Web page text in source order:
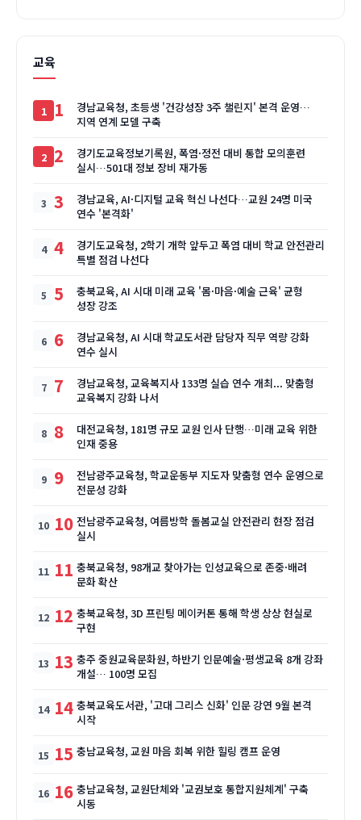
교육
1
경남교육청, 초등생 '건강성장 3주 챌린지' 본격 운영…
지역 연계 모델 구축
2
경기도교육정보기록원, 폭염·정전 대비 통합 모의훈련
실시…501대 정보 장비 재가동
3
경남교육, AI·디지털 교육 혁신 나선다…교원 24명 미국
연수 '본격화'
4
경기도교육청, 2학기 개학 앞두고 폭염 대비 학교 안전관리
특별 점검 나선다
5
충북교육, AI 시대 미래 교육 '몸·마음·예술 근육' 균형
성장 강조
6
경남교육청, AI 시대 학교도서관 담당자 직무 역량 강화
연수 실시
7
경남교육청, 교육복지사 133명 실습 연수 개최... 맞춤형
교육복지 강화 나서
8
대전교육청, 181명 규모 교원 인사 단행…미래 교육 위한
인재 중용
9
전남광주교육청, 학교운동부 지도자 맞춤형 연수 운영으로
전문성 강화
10 전남광주교육청, 여름방학 돌봄교실 안전관리 현장 점검
실시
11 충북교육청, 98개교 찾아가는 인성교육으로 존중·배려
문화 확산
12 충북교육청, 3D 프린팅 메이커톤 통해 학생 상상 현실로
구현
13 충주 중원교육문화원, 하반기 인문예술·평생교육 8개 강좌
개설… 100명 모집
14 충북교육도서관, '고대 그리스 신화' 인문 강연 9월 본격
시작
15 충남교육청, 교원 마음 회복 위한 힐링 캠프 운영
16 충남교육청, 교원단체와 '교권보호 통합지원체계' 구축
시동